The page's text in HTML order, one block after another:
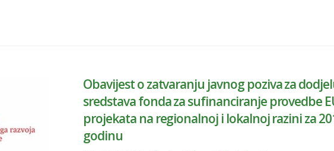
Obavijest o zatvaranju javnog poziva za
sredstava fonda za sufinanciranje provedbe
projekata na regionalnoj i lokalnoj razini za
godinu